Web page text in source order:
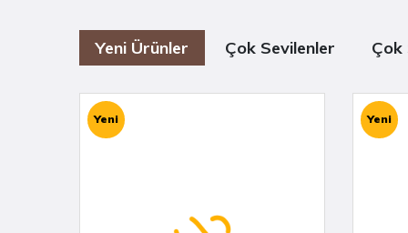
Hititlerde Dans ve Müzik - Doç. Dr.
Yeni Ürünler Çok Sevilenler Çok
Yeni Yeni